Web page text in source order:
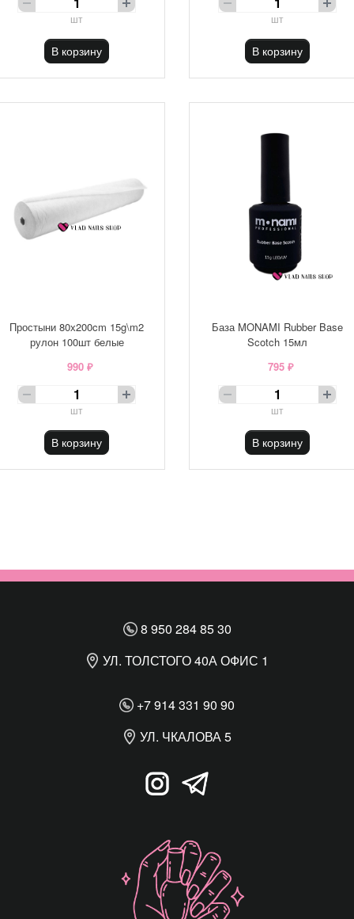
шт
В корзину
шт
В корзину
Простыни 80х200cm 15g\m2
рулон 100шт белые
990 ₽
шт
В корзину
База MONAMI Rubber Base
Scotch 15мл
795 ₽
шт
В корзину
8 950 284 85 30
УЛ. ТОЛСТОГО 40А ОФИС 1
+7 914 331 90 90
УЛ. ЧКАЛОВА 5